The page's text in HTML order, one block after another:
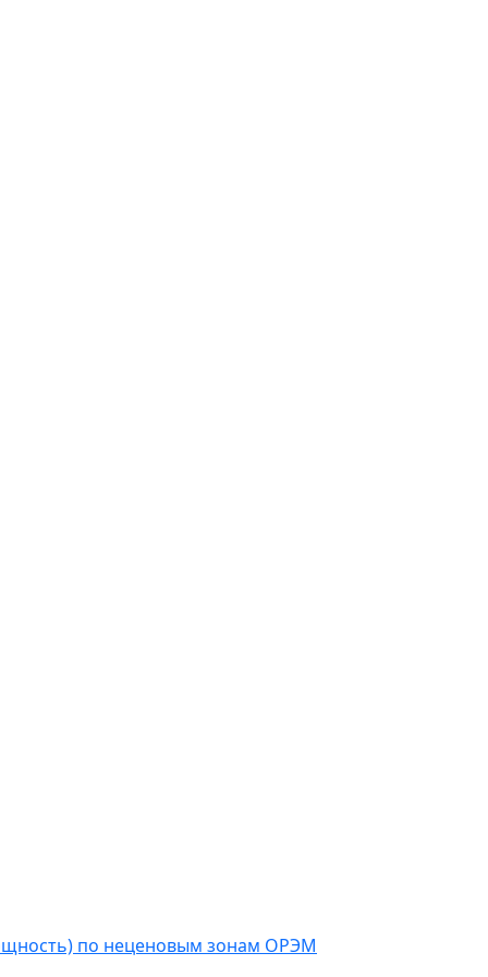
по неценовым зонам ОРЭМ